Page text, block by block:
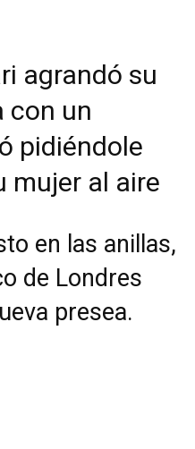
agrandó su
con un
pidiéndole
mujer al aire
en las anillas,
de Londres
presea.